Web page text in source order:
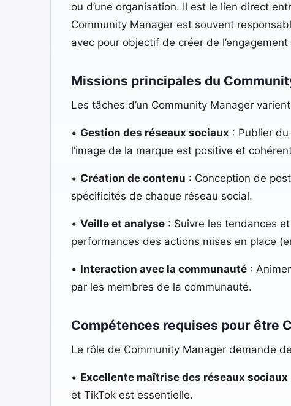
ou d’une organisation. Il est le lien direct
Community Manager est souvent
avec pour objectif de créer de
Missions principales du
Les tâches d’un Community Manager
• Gestion des réseaux sociaux : Publier
l’image de la marque est positive et
• Création de contenu : Conception de
spécificités de chaque réseau social.
• Veille et analyse: Suivre les tendances et
performances des actions mises en place
• Interaction avec la communauté:
par les membres de la communauté.
Compétences requises pour être
Le rôle de Community Manager demande
• Excellente maîtrise des réseaux sociaux
et TikTok est essentielle.